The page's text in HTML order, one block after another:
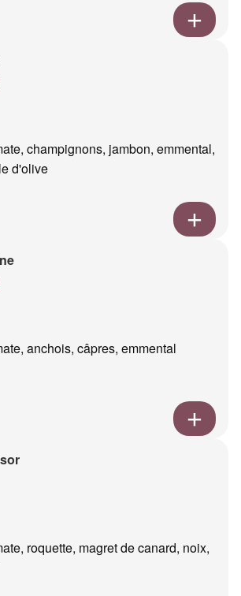
champignons, jambon, emmental,
d'olive
anchois, câpres, emmental
roquette, magret de canard, noix,